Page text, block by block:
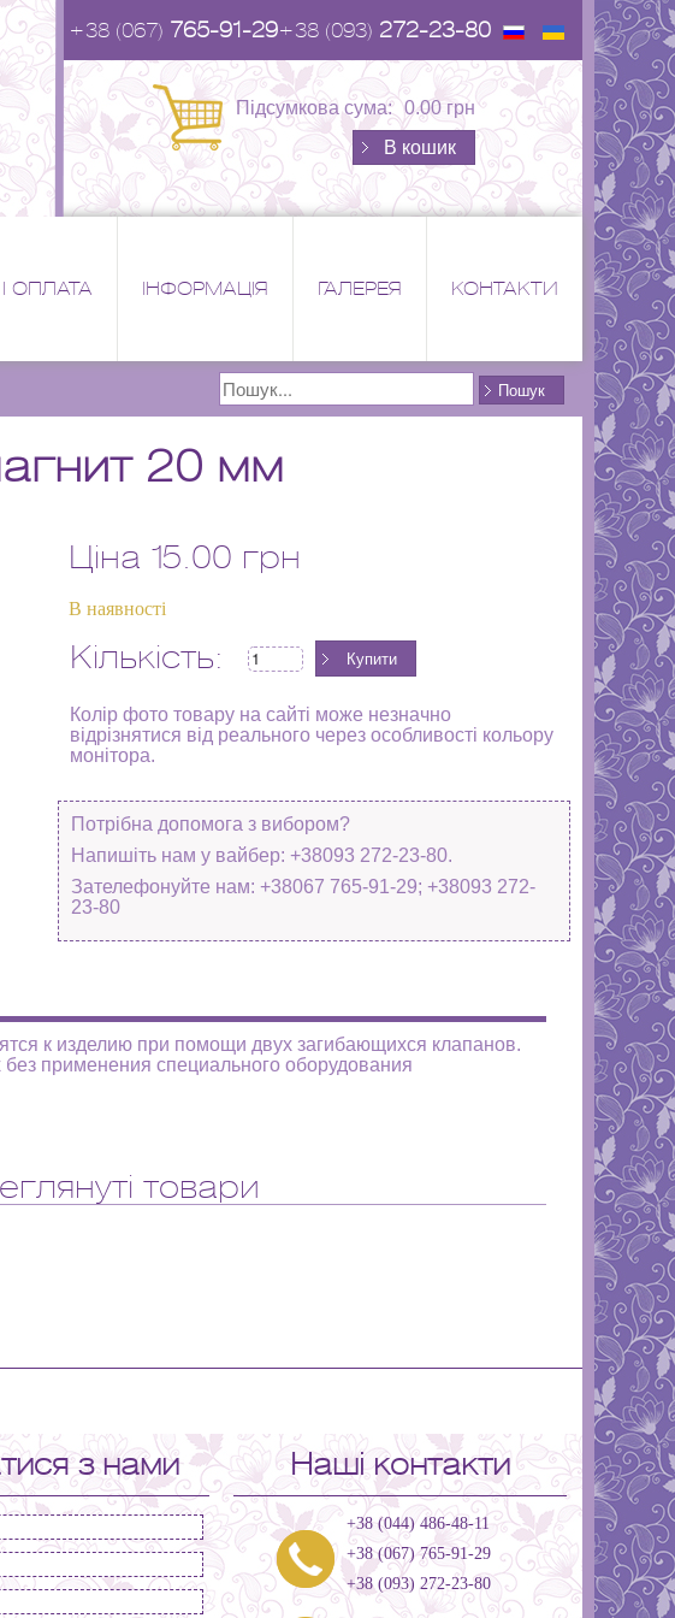
+38 (067) 765-91-29+38 (093) 272-23-80
Підсумкова сума: 0.00 грн
В кошик
ОПЛАТА ІНФОРМАЦІЯ ГАЛЕРЕЯ КОНТАКТИ
Поиск
Пошук
20 мм
Ціна 15.00 грн
В наявності
Кількість:
Колір фото товару на сайті може незначно
відрізнятися від реального через особливості кольору
монітора.
Потрібна допомога з вибором?
Напишіть нам у вайбер: +38093 272-23-80.
Зателефонуйте нам: +38067 765-91-29; +38093 272-
23-80
к изделию при помощи двух загибающихся клапанов.
применения специального оборудования
товари
з нами Наші контакти
+38 (044) 486-48-11
+38 (067) 765-91-29
+38 (093) 272-23-80